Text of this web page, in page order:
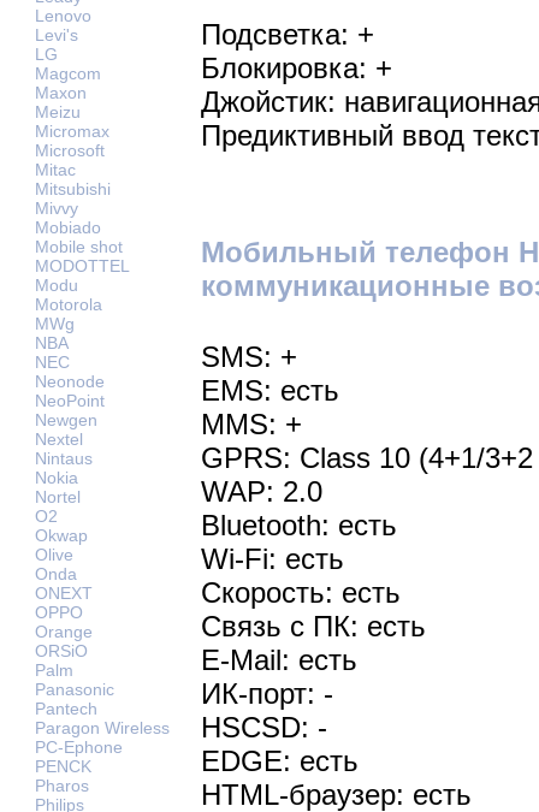
Lenovo
Levi's
LG
Magcom
Maxon
Meizu
Micromax
Microsoft
Mitac
Mitsubishi
Mivvy
Mobiado
Mobile shot
MODOTTEL
Modu
Motorola
MWg
NBA
NEC
Neonode
NeoPoint
Newgen
Nextel
Nintaus
Nokia
Nortel
O2
Okwap
Olive
Onda
ONEXT
OPPO
Orange
ORSiO
Palm
Panasonic
Pantech
Paragon Wireless
PC-Ephone
PENCK
Pharos
Philips
Подсветка: +
Блокировка: +
Джойстик:
Предиктивный ввод
Мобильный телефон
коммуникационные
SMS: +
EMS: есть
MMS: +
GPRS: Class 10 (4+1/
WAP: 2.0
Bluetooth: есть
Wi-Fi: есть
Скорость: есть
Связь с ПК: есть
E-Mail: есть
ИК-порт: -
HSCSD: -
EDGE: есть
HTML-браузер: есть